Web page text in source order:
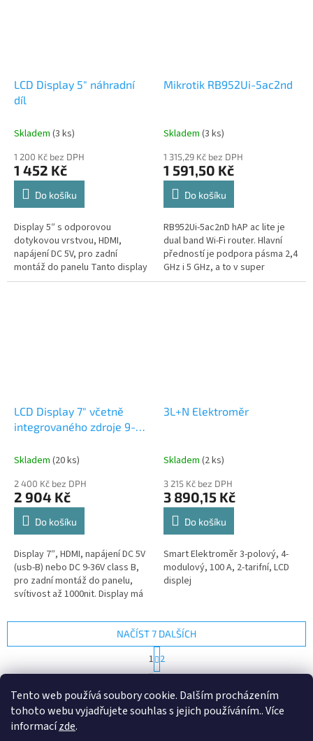
Tento web používá soubory cookie. Dalším procházením
tohoto webu vyjadřujete souhlas s jejich používáním.. Více
informacízde.
LCD Display 5″ náhradní
díl
Skladem (3 ks)
1 200 Kč bez DPH
1 452 Kč
Do košíku
Display 5″ s odporovou
dotykovou vrstvou, HDMI,
napájení DC 5V, pro zadní
montáž do panelu Tanto display
prodáváme jako náhradní díl pro
Mikrotik RB952Ui-5ac2nd
Skladem (3 ks)
1 315,29 Kč bez DPH
1 591,50 Kč
Do košíku
RB952Ui-5ac2nD hAP ac lite je
dual band Wi-Fi router. Hlavní
předností je podpora pásma 2,4
GHz i 5 GHz, a to v super
rychlém standardu 802.11n/ac.
LCD Display 7″ včetně
integrovaného zdroje 9-
Skladem (20 ks)
2 400 Kč bez DPH
2 904 Kč
Do košíku
Display 7″, HDMI, napájení DC 5V
(usb-B) nebo DC 9-36V class B,
pro zadní montáž do panelu,
svítivost až 1000nit. Display má
monitor. Jas,...
3L+N Elektroměr
Skladem (2 ks)
3 215 Kč bez DPH
3 890,15 Kč
Do košíku
Smart Elektroměr 3-polový, 4-
modulový, 100 A, 2-tarifní, LCD
displej
O
l
á
NAČÍST 7 DALŠÍCH
t
r
n
k
1 2
19položek celkem
NAHORU